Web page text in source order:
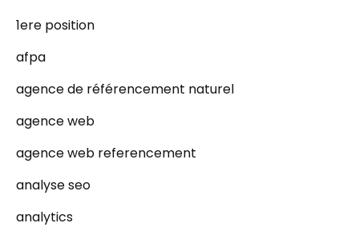
1ere position
afpa
agence de référencement naturel
agence web
agence web referencement
analyse seo
analytics